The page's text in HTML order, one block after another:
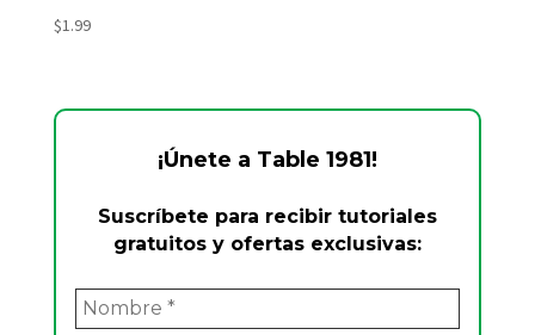
$1.99
¡Únete a Table 1981!
Suscríbete para recibir tutoriales
gratuitos y ofertas exclusivas: